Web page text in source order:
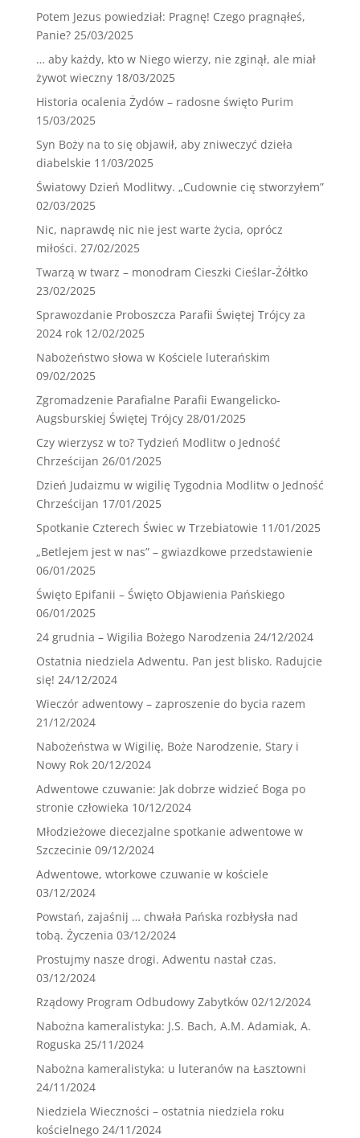
Potem Jezus powiedział: Pragnę! Czego pragnąłeś,
Panie? 25/03/2025
… aby każdy, kto w Niego wierzy, nie zginął, ale miał
żywot wieczny 18/03/2025
Historia ocalenia Żydów – radosne święto Purim
15/03/2025
Syn Boży na to się objawił, aby zniweczyć dzieła
diabelskie 11/03/2025
Światowy Dzień Modlitwy. „Cudownie cię stworzyłem”
02/03/2025
Nic, naprawdę nic nie jest warte życia, oprócz
miłości. 27/02/2025
Twarzą w twarz – monodram Cieszki Cieślar-Żółtko
23/02/2025
Sprawozdanie Proboszcza Parafii Świętej Trójcy za
2024 rok 12/02/2025
Nabożeństwo słowa w Kościele luterańskim
09/02/2025
Zgromadzenie Parafialne Parafii Ewangelicko-
Augsburskiej Świętej Trójcy 28/01/2025
Czy wierzysz w to? Tydzień Modlitw o Jedność
Chrześcijan 26/01/2025
Dzień Judaizmu w wigilię Tygodnia Modlitw o Jedność
Chrześcijan 17/01/2025
Spotkanie Czterech Świec w Trzebiatowie 11/01/2025
„Betlejem jest w nas” – gwiazdkowe przedstawienie
06/01/2025
Święto Epifanii – Święto Objawienia Pańskiego
06/01/2025
24 grudnia – Wigilia Bożego Narodzenia 24/12/2024
Ostatnia niedziela Adwentu. Pan jest blisko. Radujcie
się! 24/12/2024
Wieczór adwentowy – zaproszenie do bycia razem
21/12/2024
Nabożeństwa w Wigilię, Boże Narodzenie, Stary i
Nowy Rok 20/12/2024
Adwentowe czuwanie: Jak dobrze widzieć Boga po
stronie człowieka 10/12/2024
Młodzieżowe diecezjalne spotkanie adwentowe w
Szczecinie 09/12/2024
Adwentowe, wtorkowe czuwanie w kościele
03/12/2024
Powstań, zajaśnij … chwała Pańska rozbłysła nad
tobą. Życzenia 03/12/2024
Prostujmy nasze drogi. Adwentu nastał czas.
03/12/2024
Rządowy Program Odbudowy Zabytków 02/12/2024
Nabożna kameralistyka: J.S. Bach, A.M. Adamiak, A.
Roguska 25/11/2024
Nabożna kameralistyka: u luteranów na Łasztowni
24/11/2024
Niedziela Wieczności – ostatnia niedziela roku
kościelnego 24/11/2024